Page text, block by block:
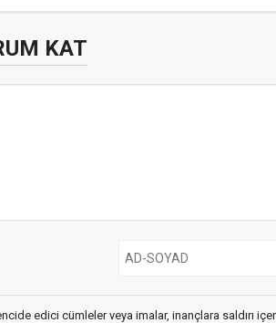
KAT
edici cümleler veya imalar, inançlara saldırı